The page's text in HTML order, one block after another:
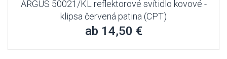
ARGUS 50021/KL reflektorové svítidlo kovové -
klipsa červená patina (CPT)
ab 14,50 €